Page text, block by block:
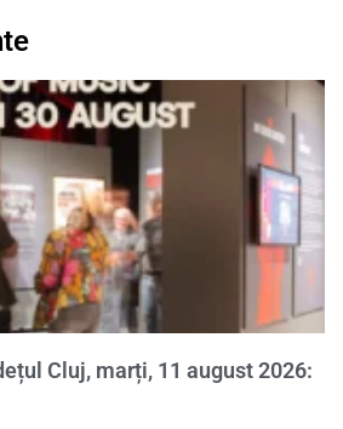
Cluj, marți, 11 august 2026: